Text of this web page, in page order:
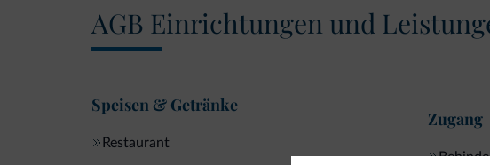
AGB Einrichtungen und
Speisen & Getränke
Restaurant
Zugang